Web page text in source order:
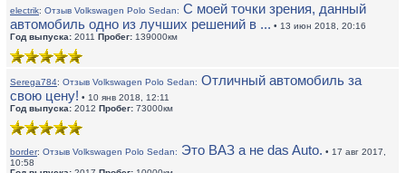
electrik: Отзыв Volkswagen Polo Sedan: С моей точки зрения, данный
автомобиль одно из лучших решений в ... • 13 июн 2018, 20:16
Год выпуска: 2011 Пробег: 139000км
Serega784: Отзыв Volkswagen Polo Sedan: Отличный автомобиль за
свою цену! • 10 янв 2018, 12:11
Год выпуска: 2012 Пробег: 73000км
border: Отзыв Volkswagen Polo Sedan: Это ВАЗ а не das Auto. • 17 авг 2017,
10:58